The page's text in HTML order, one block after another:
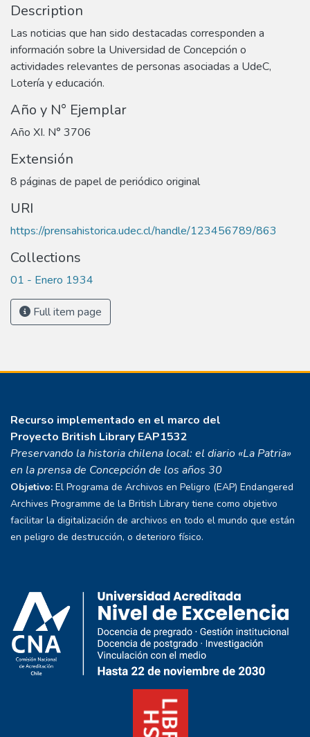
Description
Las noticias que han sido destacadas corresponden a
información sobre la Universidad de Concepción o
actividades relevantes de personas asociadas a UdeC,
Lotería y educación.
Año y N° Ejemplar
Año XI. N° 3706
Extensión
8 páginas de papel de periódico original
URI
https://prensahistorica.udec.cl/handle/123456789/863
Collections
01 - Enero 1934
Full item page
Recurso implementado en el marco del
Proyecto British Library EAP1532
Preservando la historia chilena local: el diario «La Patria»
en la prensa de Concepción de los años 30
Objetivo: El Programa de Archivos en Peligro (EAP) Endangered
Archives Programme de la British Library tiene como objetivo
facilitar la digitalización de archivos en todo el mundo que están
en peligro de destrucción, o deterioro físico.